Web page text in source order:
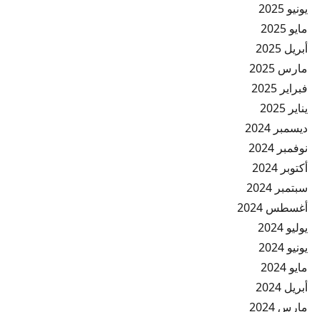
يونيو 2025
مايو 2025
أبريل 2025
مارس 2025
فبراير 2025
يناير 2025
ديسمبر 2024
نوفمبر 2024
أكتوبر 2024
سبتمبر 2024
أغسطس 2024
يوليو 2024
يونيو 2024
مايو 2024
أبريل 2024
مارس 2024